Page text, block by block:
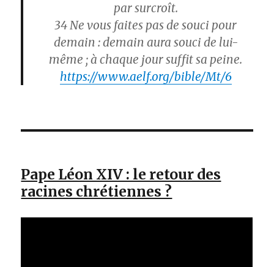
par surcroît.
34Ne vous faites pas de souci pour
demain : demain aura souci de lui-
même ; à chaque jour suffit sa peine.
https://www.aelf.org/bible/Mt/6
Pape Léon XIV : le retour des
racines chrétiennes ?